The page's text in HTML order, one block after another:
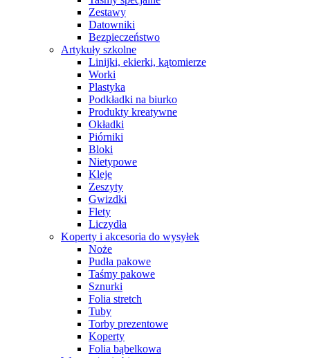
Zestawy
Datowniki
Bezpieczeństwo
Artykuły szkolne
Linijki, ekierki, kątomierze
Worki
Plastyka
Podkładki na biurko
Produkty kreatywne
Okładki
Piórniki
Bloki
Nietypowe
Kleje
Zeszyty
Gwizdki
Flety
Liczydła
Koperty i akcesoria do wysyłek
Noże
Pudła pakowe
Taśmy pakowe
Sznurki
Folia stretch
Tuby
Torby prezentowe
Koperty
Folia bąbelkowa